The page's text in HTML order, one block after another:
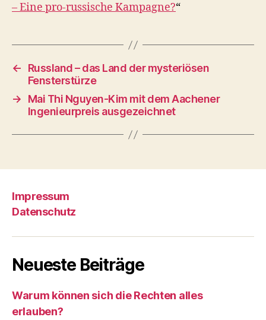
– Eine pro-russische Kampagne?“
←
Russland – das Land der mysteriösen
Fensterstürze
→
Mai Thi Nguyen-Kim mit dem Aachener
Ingenieurpreis ausgezeichnet
Impressum
Datenschutz
Neueste Beiträge
Warum können sich die Rechten alles
erlauben?